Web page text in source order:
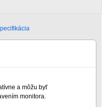
a môžu byť
monitora.